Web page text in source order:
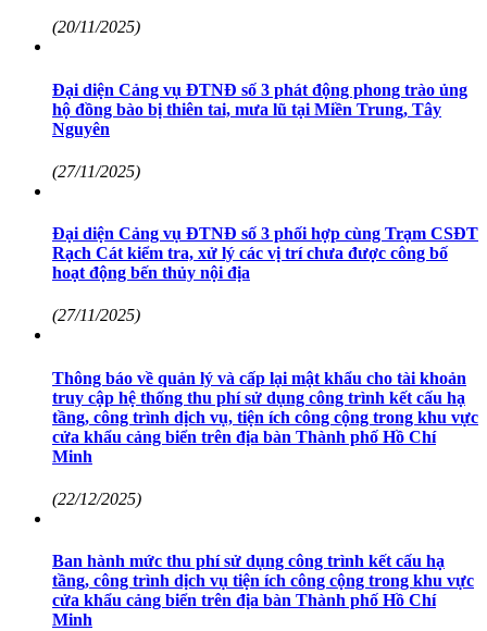
(20/11/2025)
Đại diện Cảng vụ ĐTNĐ số 3 phát động phong trào ủng
hộ đồng bào bị thiên tai, mưa lũ tại Miền Trung, Tây
Nguyên
(27/11/2025)
Đại diện Cảng vụ ĐTNĐ số 3 phối hợp cùng Trạm CSĐT
Rạch Cát kiểm tra, xử lý các vị trí chưa được công bố
hoạt động bến thủy nội địa
(27/11/2025)
Thông báo về quản lý và cấp lại mật khẩu cho tài khoản
truy cập hệ thống thu phí sử dụng công trình kết cấu hạ
tầng, công trình dịch vụ, tiện ích công cộng trong khu vực
cửa khẩu cảng biển trên địa bàn Thành phố Hồ Chí
Minh
(22/12/2025)
Ban hành mức thu phí sử dụng công trình kết cấu hạ
tầng, công trình dịch vụ tiện ích công cộng trong khu vực
cửa khẩu cảng biển trên địa bàn Thành phố Hồ Chí
Minh